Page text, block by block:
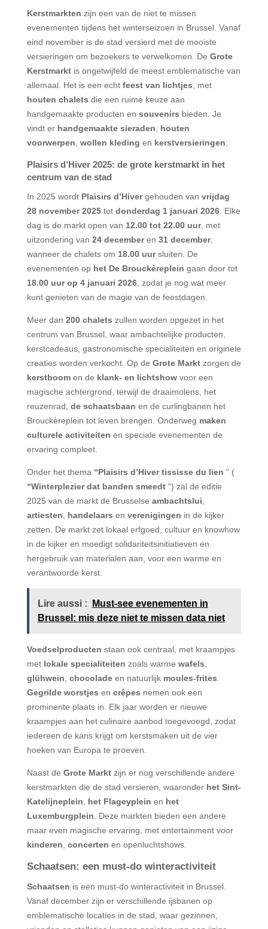
Kerstmarkten zijn een van de niet te missen
evenementen tijdens het winterseizoen in Brussel. Vanaf
eind november is de stad versierd met de mooiste
versieringen om bezoekers te verwelkomen. De Grote
Kerstmarktis ongetwijfeld de meest emblematische van
allemaal. Het is een echt feest van lichtjes , met
houten chalets die een ruime keuze aan
handgemaakte producten en souvenirs bieden. Je
vindt er handgemaakte sieraden
houten
voorwerpen wollen kleding en kerstversieringen
Plaisirs d’Hiver 2025: de grote kerstmarkt in het
centrum van de stad
In 2025 wordt Plaisirs d’Hivergehouden van vrijdag
28 november 2025tot donderdag 1 januari 2026. Elke
dag is de markt open van 12.00 tot 22.00 uur, met
uitzondering van 24 decemberen 31 december,
wanneer de chalets om 18.00 uursluiten. De
evenementen op het De Brouckèreplein gaan door tot
18.00 uur op 4 januari 2026, zodat je nog wat meer
kunt genieten van de magie van de feestdagen.
Meer dan 200 chalets zullen worden opgezet in het
centrum van Brussel, waar ambachtelijke producten,
kerstcadeaus, gastronomische specialiteiten en originele
creaties worden verkocht. Op de Grote Marktzorgen de
kerstboomen de klank- en lichtshowvoor een
magische achtergrond, terwijl de draaimolens, het
reuzenrad, de schaatsbaan en de curlingbanen het
Brouckèreplein tot leven brengen. Onderweg maken
culturele activiteiten en speciale evenementen de
ervaring compleet.
Onder het thema “Plaisirs d’Hiver tississe du lien ” (
“Winterplezier dat banden smeedt“) zal de editie
2025 van de markt de Brusselse ambachtslui
artiesten
handelaars en verenigingen in de kijker
zetten. De markt zet lokaal erfgoed, cultuur en knowhow
in de kijker en moedigt solidariteitsinitiatieven en
hergebruik van materialen aan, voor een warme en
verantwoorde kerst.
Lire aussi :
Must-see evenementen in
Brussel: mis deze niet te missen data niet
Voedselproducten staan ook centraal, met kraampjes
met lokale specialiteiten zoals warme wafels
glühwein chocoladeen natuurlijk moules-frites
Gegrilde worstjes en crêpes nemen ook een
prominente plaats in. Elk jaar worden er nieuwe
kraampjes aan het culinaire aanbod toegevoegd, zodat
iedereen de kans krijgt om kerstsmaken uit de vier
hoeken van Europa te proeven.
Naast de Grote Marktzijn er nog verschillende andere
kerstmarkten die de stad versieren, waaronder het Sint-
Katelijneplein
het Flageyplein en het
Luxemburgplein . Deze markten bieden een andere
maar even magische ervaring, met entertainment voor
kinderen concerten en openluchtshows.
Schaatsen: een must-do winteractiviteit
Schaatsen is een must-do winteractiviteit in Brussel.
Vanaf december zijn er verschillende ijsbanen op
emblematische locaties in de stad, waar gezinnen,